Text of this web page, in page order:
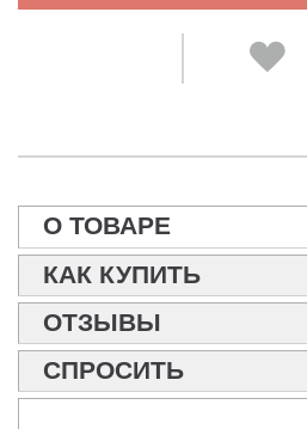
О ТОВАРЕ
КАК КУПИТЬ
ОТЗЫВЫ
СПРОСИТЬ